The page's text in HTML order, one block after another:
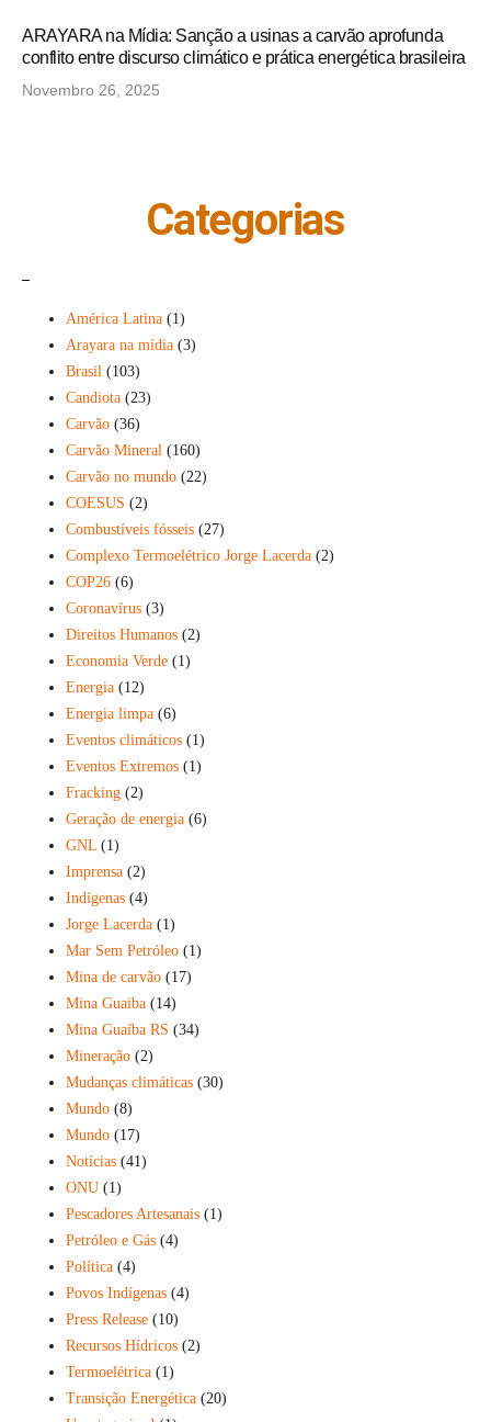
ARAYARA na Mídia: Sanção a usinas a carvão aprofunda
conflito entre discurso climático e prática energética brasileira
Novembro 26, 2025
Categorias
América Latina (1)
Arayara na mídia (3)
Brasil (103)
Candiota (23)
Carvão (36)
Carvão Mineral (160)
Carvão no mundo (22)
COESUS (2)
Combustíveis fósseis (27)
Complexo Termoelétrico Jorge Lacerda (2)
COP26 (6)
Coronavírus (3)
Direitos Humanos (2)
Economia Verde (1)
Energia (12)
Energia limpa (6)
Eventos climáticos (1)
Eventos Extremos (1)
Fracking (2)
Geração de energia (6)
GNL (1)
Imprensa (2)
Indígenas (4)
Jorge Lacerda (1)
Mar Sem Petróleo (1)
Mina de carvão (17)
Mina Guaiba (14)
Mina Guaíba RS (34)
Mineração (2)
Mudanças climáticas (30)
Mundo (8)
Mundo (17)
Notícias (41)
ONU (1)
Pescadores Artesanais (1)
Petróleo e Gás (4)
Política (4)
Povos Indígenas (4)
Press Release (10)
Recursos Hídricos (2)
Termoelétrica (1)
Transição Energética (20)